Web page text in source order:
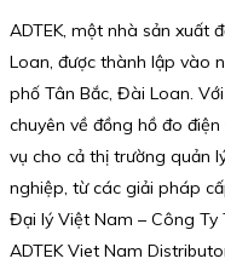
ADTEK, một nhà sản xuất
Loan, được thành lập vào
phố Tân Bắc, Đài Loan.
chuyên về đồng hồ đo
vụ cho cả thị trường quản
nghiệp, từ các giải pháp
Đại lý Việt Nam – Công Ty
ADTEK Viet Nam